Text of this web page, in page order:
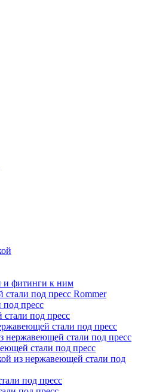
и фитинги к ним
под пресс Rommer
пресс
под пресс
стали под пресс
нержавеющей стали под пресс
стали под пресс
из нержавеющей стали под
под пресс